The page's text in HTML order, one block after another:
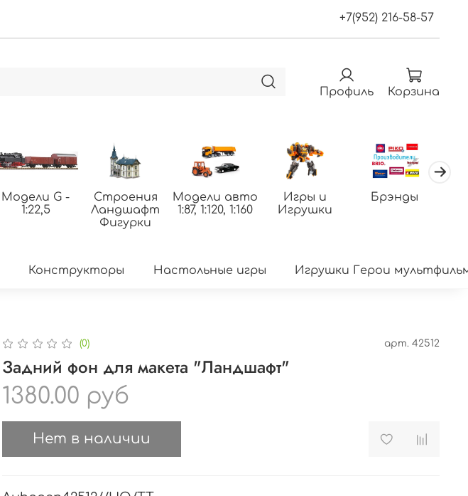
+7(952) 216-58-57
Профиль Корзина
Модели G -
1:22,5
Строения
Ландшафт
Фигурки
Модели авто
1:87, 1:120, 1:160
Игры и
Игрушки
Брэнды
Конструкторы Настольные игры Игрушки Герои
(0) арт. 42512
Задний фон для макета "Ландшафт"
1380.00 руб
Нет в наличии